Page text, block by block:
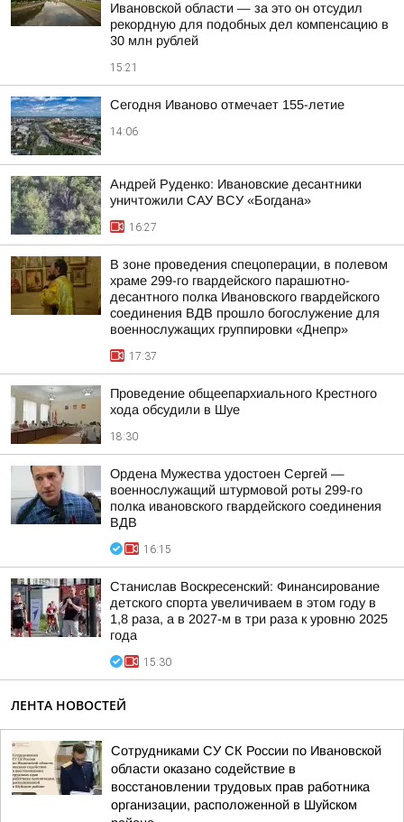
Ивановской области — за это он отсудил
рекордную для подобных дел компенсацию в
30 млн рублей
15:21
Сегодня Иваново отмечает 155-летие
14:06
Андрей Руденко: Ивановские десантники
уничтожили САУ ВСУ «Богдана»
16:27
В зоне проведения спецоперации, в полевом
храме 299-го гвардейского парашютно-
десантного полка Ивановского гвардейского
соединения ВДВ прошло богослужение для
военнослужащих группировки «Днепр»
17:37
Проведение общеепархиального Крестного
хода обсудили в Шуе
18:30
Ордена Мужества удостоен Сергей —
военнослужащий штурмовой роты 299-го
полка ивановского гвардейского соединения
ВДВ
16:15
Станислав Воскресенский: Финансирование
детского спорта увеличиваем в этом году в
1,8 раза, а в 2027-м в три раза к уровню 2025
года
15:30
ЛЕНТА НОВОСТЕЙ
Сотрудниками СУ СК России по Ивановской
области оказано содействие в
восстановлении трудовых прав работника
организации, расположенной в Шуйском